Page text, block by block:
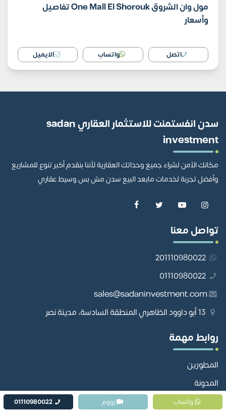
مول وان الشروق One Mall El Shorouk تفاصيل
وأسعار
اتصل واتساب الايميل
سدن انفستمنت للاستثمار العقاري sadan
investment
مكانك الآمن لشراء جميع وحداتك العقارية لأننا بنقدم أكبر تنوع للمشاريع
وأفضل تجربة لخدمات مابعد البيع سدن مش بس وسيط عقاري
تواصل معنا
201110980022
01110980022
sales@sadaninvestment.com
روابط مهمة
المطورين
المدونة
تواصل معنا
واتساب 01110980022 زووم